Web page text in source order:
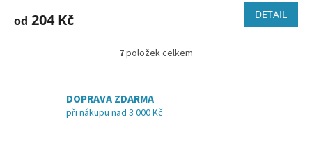
od 204 Kč DETAIL
O
d
7položek celkem
DOPRAVA ZDARMA
při nákupu nad 3 000 Kč